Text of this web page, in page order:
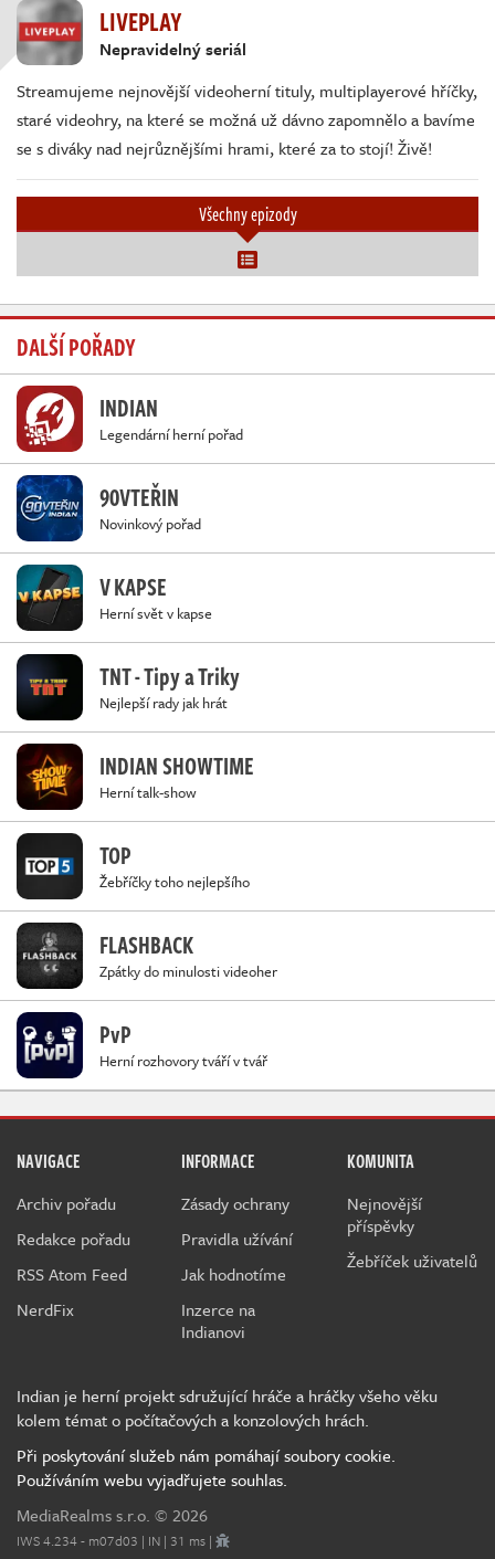
LIVEPLAY
Nepravidelný seriál
Streamujeme nejnovější videoherní tituly, multiplayerové hříčky,
staré videohry, na které se možná už dávno zapomnělo a bavíme
se s diváky nad nejrůznějšími hrami, které za to stojí! Živě!
Všechny epizody
DALŠÍ POŘADY
INDIAN
Legendární herní pořad
90VTEŘIN
Novinkový pořad
V KAPSE
Herní svět v kapse
TNT - Tipy a Triky
Nejlepší rady jak hrát
INDIAN SHOWTIME
Herní talk-show
TOP
Žebříčky toho nejlepšího
FLASHBACK
Zpátky do minulosti videoher
PvP
Herní rozhovory tváří v tvář
NAVIGACE
Archiv pořadu
Redakce pořadu
RSS Atom Feed
NerdFix
INFORMACE
Zásady ochrany
Pravidla užívání
Jak hodnotíme
Inzerce na
Indianovi
KOMUNITA
Nejnovější
příspěvky
Žebříček uživatelů
Indian je herní projekt sdružující hráče a hráčky všeho věku
kolem témat o počítačových a konzolových hrách.
Při poskytování služeb nám pomáhají soubory cookie.
Používáním webu vyjadřujete souhlas.
MediaRealms s.r.o. © 2026
IWS 4.234 - m07d03 | IN | 31 ms |